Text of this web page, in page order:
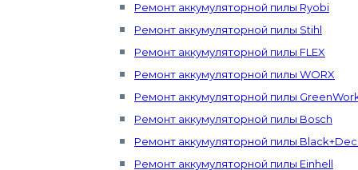
Ремонт аккумуляторной пилы Ryobi
Ремонт аккумуляторной пилы Stihl
Ремонт аккумуляторной пилы FLEX
Ремонт аккумуляторной пилы WORX
Ремонт аккумуляторной пилы
Ремонт аккумуляторной пилы Bosch
Ремонт аккумуляторной пилы
Ремонт аккумуляторной пилы Einhell